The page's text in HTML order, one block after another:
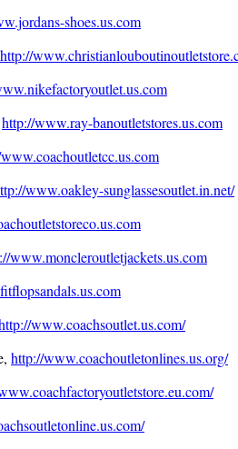
shoes.us.com
http://
http://www.ray-banoutletstores.us.com
www.oakley-sunglassesoutlet.in.net/
www.moncleroutletjackets.us.com
www.coachsoutlet.us.com/
http://www.coachoutletonlines.us.org/